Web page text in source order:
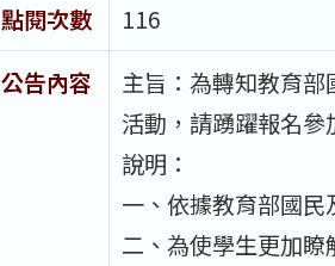
點閱次數
116
公告內容
主旨：為轉知教育部
活動，請踴躍報名參
說明：
一、依據教育部國
二、為使學生更加